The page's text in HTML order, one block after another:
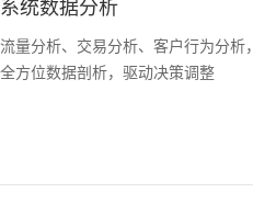
系统数据分析
流量分析、交易分析、客户行为分析，
全方位数据剖析，驱动决策调整